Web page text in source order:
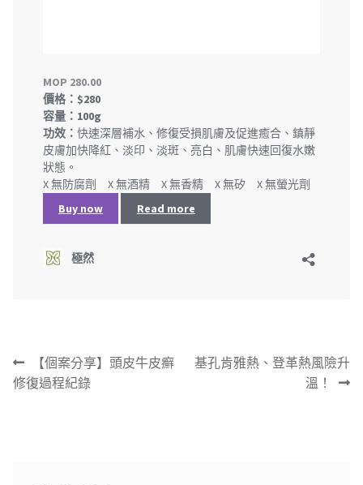
文
章
導
上
一
【個案分享】頭皮牛皮癬
修復過程紀錄
下
基孔肯雅熱、登革熱風險升
溫！